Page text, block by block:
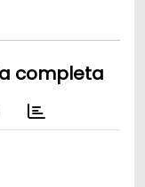
completa